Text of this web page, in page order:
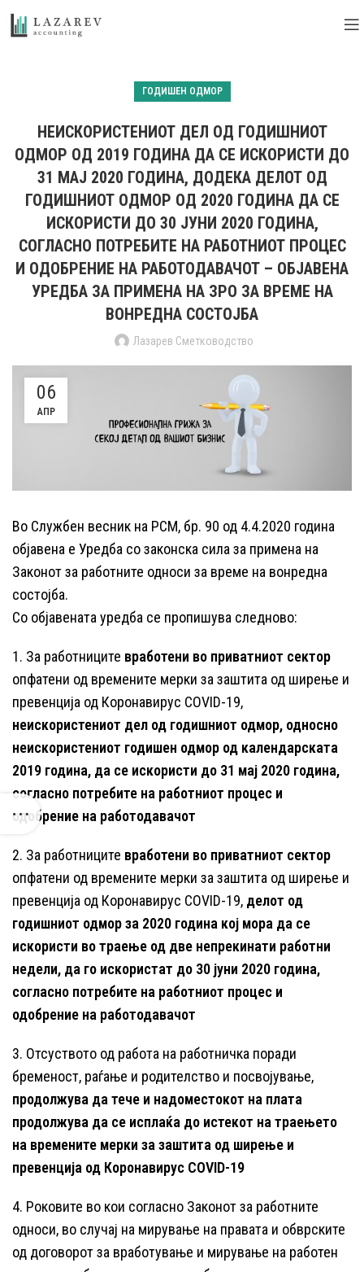
ГОДИШЕН ОДМОР
НЕИСКОРИСТЕНИОТ ДЕЛ ОД ГОДИШНИОТ
ОДМОР ОД 2019 ГОДИНА ДА СЕ ИСКОРИСТИ ДО
31 МАЈ 2020 ГОДИНА, ДОДЕКА ДЕЛОТ ОД
ГОДИШНИОТ ОДМОР ОД 2020 ГОДИНА ДА СЕ
ИСКОРИСТИ ДО 30 ЈУНИ 2020 ГОДИНА,
СОГЛАСНО ПОТРЕБИТЕ НА РАБОТНИОТ ПРОЦЕС
И ОДОБРЕНИЕ НА РАБОТОДАВАЧОТ – ОБЈАВЕНА
УРЕДБА ЗА ПРИМЕНА НА ЗРО ЗА ВРЕМЕ НА
ВОНРЕДНА СОСТОЈБА
Лазарев Сметководство
06
АПР
Во Службен весник на РСМ, бр. 90 од 4.4.2020 година
објавена е Уредба со законска сила за примена на
Законот за работните односи за време на вонредна
состојба.
Со објавената уредба се пропишува следново:
1. За работниците вработени во приватниот сектор
опфатени од времените мерки за заштита од ширење и
превенција од Коронавирус COVID-19,
неискористениот дел од годишниот одмор, односно
неискористениот годишен одмор од календарската
2019 година, да се искористи до 31 мај 2020 година,
согласно потребите на работниот процес и
одобрение на работодавачот
2. За работниците вработени во приватниот сектор
опфатени од времените мерки за заштита од ширење и
превенција од Коронавирус COVID-19, делот од
годишниот одмор за 2020 година кој мора да се
искористи во траење од две непрекинати работни
недели, да го искористат до 30 јуни 2020 година,
согласно потребите на работниот процес и
одобрение на работодавачот
3. Отсуството од работа на работничка поради
бременост, раѓање и родителство и посвојување,
продолжува да тече и надоместокот на плата
продолжува да се исплаќа до истекот на траењето
на времените мерки за заштита од ширење и
превенција од Коронавирус COVID-19
4. Роковите во кои согласно Законот за работните
односи, во случај на мирување на правата и обврските
од договорот за вработување и мирување на работен